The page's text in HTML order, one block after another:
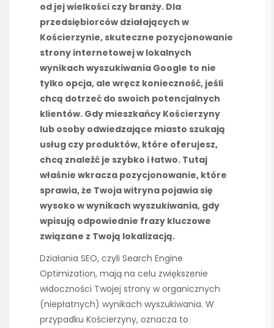
od jej wielkości czy branży. Dla
przedsiębiorców działających w
Kościerzynie, skuteczne pozycjonowanie
strony internetowej w lokalnych
wynikach wyszukiwania Google to nie
tylko opcja, ale wręcz konieczność, jeśli
chcą dotrzeć do swoich potencjalnych
klientów. Gdy mieszkańcy Kościerzyny
lub osoby odwiedzające miasto szukają
usług czy produktów, które oferujesz,
chcą znaleźć je szybko i łatwo. Tutaj
właśnie wkracza pozycjonowanie, które
sprawia, że Twoja witryna pojawia się
wysoko w wynikach wyszukiwania, gdy
wpisują odpowiednie frazy kluczowe
związane z Twoją lokalizacją.
Działania SEO, czyli Search Engine
Optimization, mają na celu zwiększenie
widoczności Twojej strony w organicznych
(niepłatnych) wynikach wyszukiwania. W
przypadku Kościerzyny, oznacza to